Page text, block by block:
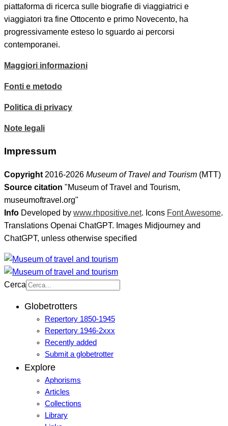
piattaforma di ricerca sulle biografie di viaggiatrici e
viaggiatori tra fine Ottocento e primo Novecento, ha
progressivamente esteso lo sguardo ai percorsi
contemporanei.
Maggiori informazioni
Fonti e metodo
Politica di privacy
Note legali
Impressum
Copyright 2016-2026 Museum of Travel and Tourism (MTT)
Source citation "Museum of Travel and Tourism,
museumoftravel.org"
Info Developed by www.rhpositive.net. Icons Font Awesome.
Translations Openai ChatGPT. Images Midjourney and
ChatGPT, unless otherwise specified
Cerca
Globetrotters
Repertory 1850-1945
Repertory 1946-2xxx
Recently added
Submit a globetrotter
Explore
Aphorisms
Articles
Collections
Library